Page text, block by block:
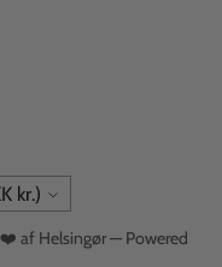
Dänemark (DKK kr.)
❤️ af Helsingør— Powered